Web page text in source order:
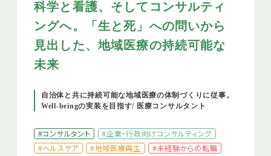
科学と看護、そしてコンサルティ
ングへ。「生と死」への問いから
見出した、地域医療の持続可能な
未来
自治体と共に持続可能な地域医療の体制づくりに従事。
Well-beingの実装を目指す/ 医療コンサルタント
#コンサルタント
#企業・行政向けコンサルティング
#ヘルスケア
#地域医療再生
#未経験からの転職